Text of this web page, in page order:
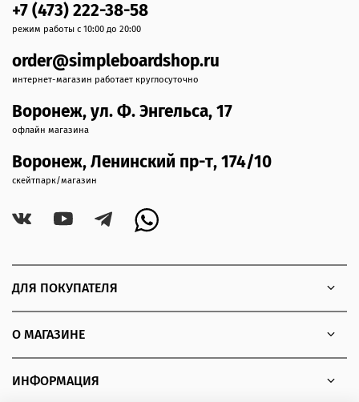
ДЛЯ ПОКУПАТЕЛЯ
О МАГАЗИНЕ
ИНФОРМАЦИЯ
+7 (473) 222-38-58
режим работы с 10:00 до 20:00
order@simpleboardshop.ru
интернет-магазин работает круглосуточно
Воронеж, ул. Ф. Энгельса, 17
офлайн магазина
Воронеж, Ленинский пр-т, 174/10
скейтпарк/магазин